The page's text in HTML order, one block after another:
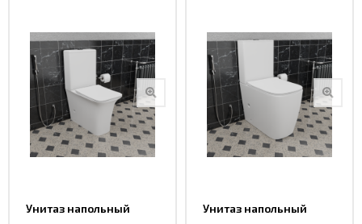
Унитаз напольный
Унитаз напольный